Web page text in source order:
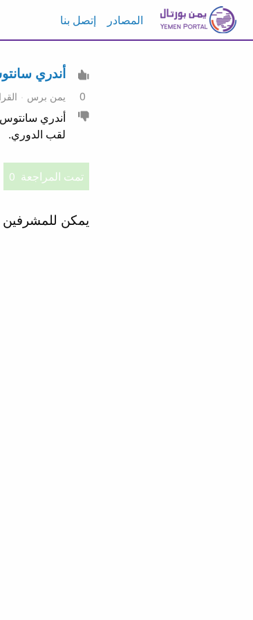
المصادر إتصل بنا
0
أندري
يمن برس
أندري
لقب الدوري.
تمت المراجعة 0
يمكن